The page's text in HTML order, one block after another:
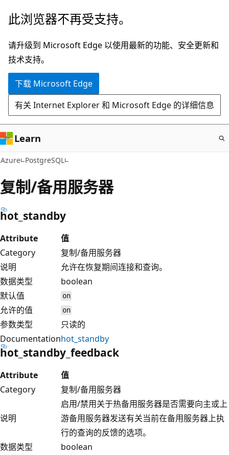
跳
主
要
内
此浏览器不再受支持。
请升级到 Microsoft Edge 以使用最新的功能、安全更新和
技术支持。
下载 Microsoft Edge
有关 Internet Explorer 和 Microsoft Edge 的详细信息
Learn
Azure PostgreSQL
复制/备用服务器
hot_standby
Attribute
值
Category
复制/备用服务器
说明
允许在恢复期间连接和查询。
数据类型
boolean
默认值
on
允许的值 on
参数类型
只读的
Documentationhot_standby
hot_standby_feedback
Attribute
值
Category
复制/备用服务器
说明
启用/禁用关于热备用服务器是否需要向主或上
游备用服务器发送有关当前在备用服务器上执
行的查询的反馈的选项。
数据类型
boolean